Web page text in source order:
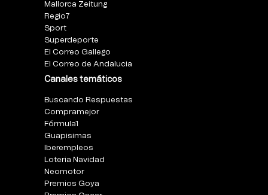
Mallorca Zeitung
Regio7
Sport
Superdeporte
El Correo Gallego
El Correo de Andalucia
Canales temáticos
Buscando Respuestas
Compramejor
Fórmula1
Guapisimas
Iberempleos
Loteria Navidad
Neomotor
Premios Goya